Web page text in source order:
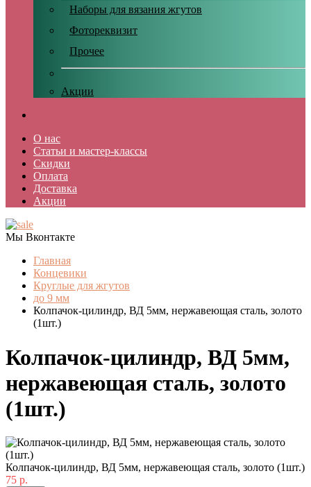
Наборы для вязания жгутов
Фотореквизит
Прочее
Акции
О нас
Статьи и мастер-классы
Скидки
Оплата
Доставка
Акции
Мы Вконтакте
Главная
Концевики
Круглые для жгутов
до 9 мм
Колпачок-цилиндр, ВД 5мм, нержавеющая сталь, золото
(1шт.)
Колпачок-цилиндр, ВД 5мм,
нержавеющая сталь, золото
(1шт.)
Колпачок-цилиндр, ВД 5мм, нержавеющая сталь, золото (1шт.)
75 р.